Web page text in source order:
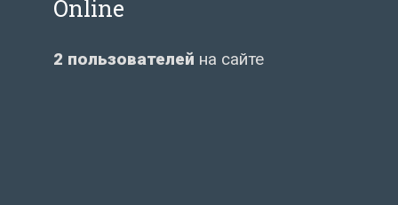
Online
2 пользователей на сайте